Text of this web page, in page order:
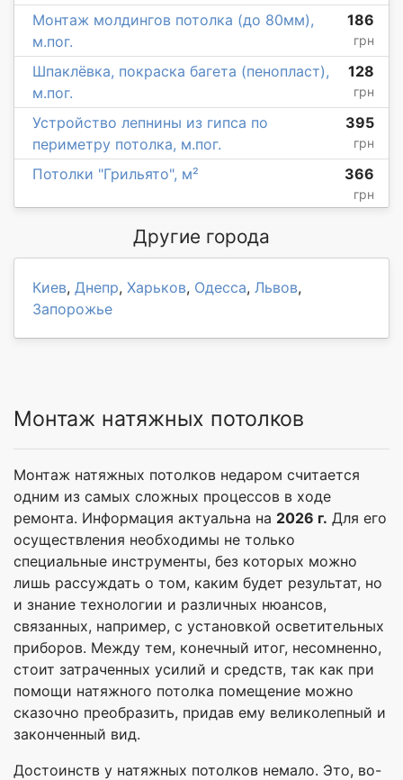
Монтаж молдингов потолка (до 80мм),
м.пог.
186
грн
Шпаклёвка, покраска багета (пенопласт),
м.пог.
128
грн
Устройство лепнины из гипса по
периметру потолка, м.пог.
395
грн
Потолки "Грильято", м² 366
грн
Другие города
Киев, Днепр, Харьков, Одесса, Львов,
Запорожье
Монтаж натяжных потолков
Монтаж натяжных потолков недаром считается
одним из самых сложных процессов в ходе
ремонта. Информация актуальна на 2026 г. Для его
осуществления необходимы не только
специальные инструменты, без которых можно
лишь рассуждать о том, каким будет результат, но
и знание технологии и различных нюансов,
связанных, например, с установкой осветительных
приборов. Между тем, конечный итог, несомненно,
стоит затраченных усилий и средств, так как при
помощи натяжного потолка помещение можно
сказочно преобразить, придав ему великолепный и
законченный вид.
Достоинств у натяжных потолков немало. Это, во-